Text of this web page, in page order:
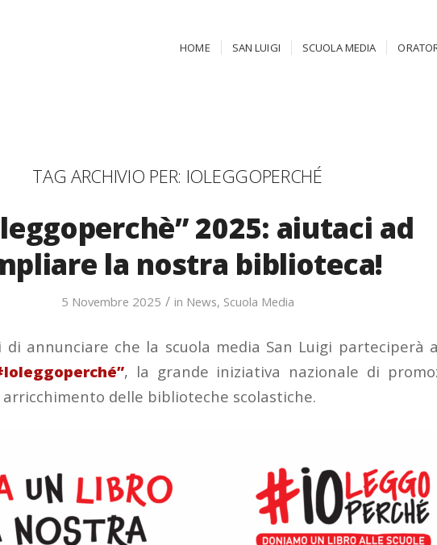
HOME SAN LUIGI SCUOLA MEDIA
TAG ARCHIVIO PER: IOLEGGOPERCHÉ
2025: aiutaci ad
la nostra biblioteca!
5 Novembre 2025 / in News, Scuola Media
di annunciare che la scuola media San Luigi parteciperà
, la grande iniziativa nazionale di
delle biblioteche scolastiche.